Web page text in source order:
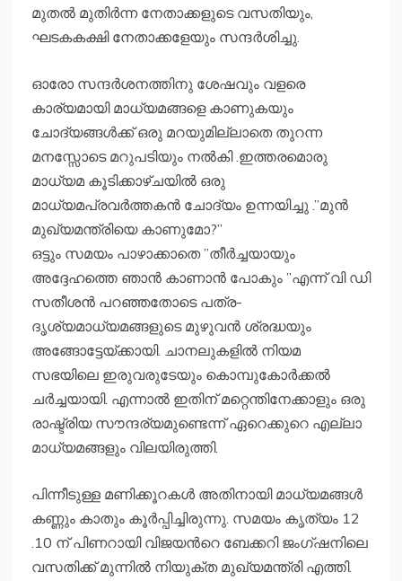
മുതൽ മുതിർന്ന നേതാക്കളുടെ വസതിയും,
ഘടകകക്ഷി നേതാക്കളേയും സന്ദർശിച്ചു.
ഓരോ സന്ദർശനത്തിനു ശേഷവും വളരെ
കാര്യമായി മാധ്യമങ്ങളെ കാണുകയും
ചോദ്യങ്ങൾക്ക് ഒരു മറയുമില്ലാതെ തുറന്ന
മനസ്സോടെ മറുപടിയും നൽകി .ഇത്തരമൊരു
മാധ്യമ കൂടിക്കാഴ്ചയില്‍ ഒരു
മാധ്യമപ്രവർത്തകൻ ചോദ്യം ഉന്നയിച്ചു .”മുൻ
മുഖ്യമന്ത്രിയെ കാണുമോ?”
ഒട്ടും സമയം പാഴാക്കാതെ ”തീർച്ചയായും
അദ്ദേഹത്തെ ഞാൻ കാണാൻ പോകും ”എന്ന് വി ഡി
സതീശൻ പറഞ്ഞതോടെ പത്ര-
ദൃശ്യമാധ്യമങ്ങളുടെ മുഴുവൻ ശ്രദ്ധയും
അങ്ങോട്ടേയ്ക്കായി. ചാനലുകളിൽ നിയമ
സഭയിലെ ഇരുവരുടേയും കൊമ്പുകോർക്കൽ
ചർച്ചയായി. എന്നാൽ ഇതിന് മറ്റെന്തിനേക്കാളും ഒരു
രാഷ്ട്രിയ സൗന്ദര്യമുണ്ടെന്ന് ഏറെക്കുറെ എല്ലാ
മാധ്യമങ്ങളും വിലയിരുത്തി.
പിന്നീടുള്ള മണിക്കൂറകള്‍ അതിനായി മാധ്യമങ്ങൾ
കണ്ണും കാതും കൂർപ്പിച്ചിരുന്നു. സമയം കൃത്യം 12
.10 ന് പിണറായി വിജയൻറെ ബേക്കറി ജംഗ്ഷനിലെ
വസതിക്ക് മുന്നിൽ നിയുക്ത മുഖ്യമന്ത്രി എത്തി.